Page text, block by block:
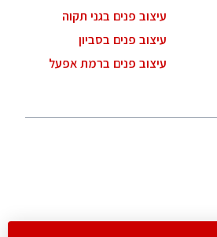
עיצוב פנים בגני תקוה
עיצוב פנים בסביון
עיצוב פנים ברמת אפעל